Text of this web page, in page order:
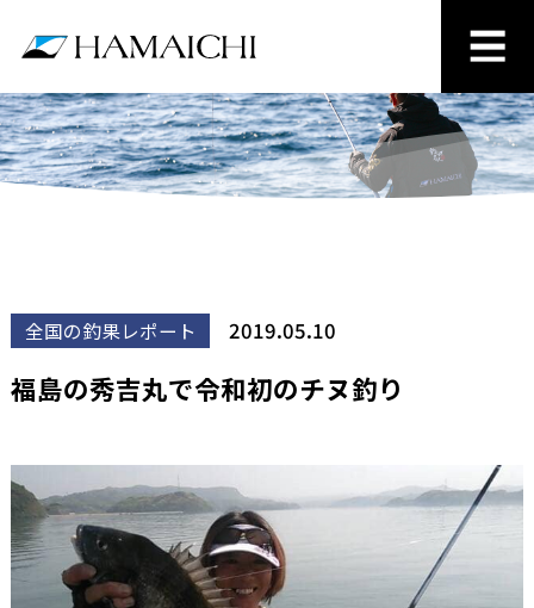
全国の釣果レポート 2019.05.10
福島の秀吉丸で令和初のチヌ釣り